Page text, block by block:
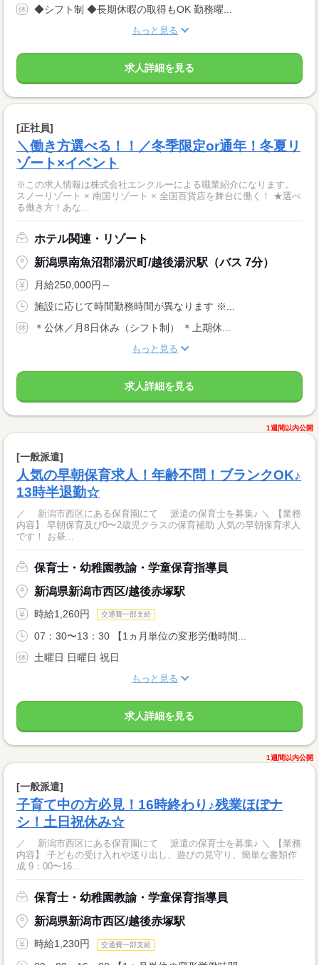
◆シフト制 ◆長期休暇の取得もOK 勤務曜...
もっと見る
求人詳細を見る
[正社員]
＼働き方選べる！！／冬季限定or通年！冬夏リ
ゾート×イベント
※この求人情報は株式会社エンクルーによる職業紹介になります。
スノーリゾート × 南国リゾート × 全国百貨店を舞台に働く！ ★選べ
る働き方！あな...
ホテル関連・リゾート
新潟県南魚沼郡湯沢町/越後湯沢駅（バス 7分）
月給250,000円～
施設に応じて時間勤務時間が異なります ※...
＊公休／月8日休み（シフト制） ＊上期休...
もっと見る
求人詳細を見る
1週間以内公開
[一般派遣]
人気の早朝保育求人！年齢不問！ブランクOK♪
13時半退勤☆
／ 新潟市西区にある保育園にて 派遣の保育士を募集♪ ＼ 【業務
内容】 早朝保育及び0〜2歳児クラスの保育補助 人気の早朝保育求人
です！ お昼...
保育士・幼稚園教諭・学童保育指導員
新潟県新潟市西区/越後赤塚駅
時給1,260円 交通費一部支給
07：30〜13：30 【1ヵ月単位の変形労働時間...
土曜日 日曜日 祝日
もっと見る
求人詳細を見る
1週間以内公開
[一般派遣]
子育て中の方必見！16時終わり♪残業ほぼナ
シ！土日祝休み☆
／ 新潟市西区にある保育園にて 派遣の保育士を募集♪ ＼ 【業務
内容】 子どもの受け入れや送り出し、遊びの見守り、簡単な書類作
成 9：00〜16...
保育士・幼稚園教諭・学童保育指導員
新潟県新潟市西区/越後赤塚駅
時給1,230円 交通費一部支給